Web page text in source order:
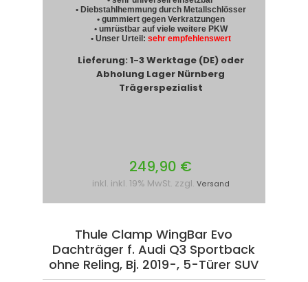
• Diebstahlhemmung durch Metallschlösser
• gummiert gegen Verkratzungen
• umrüstbar auf viele weitere PKW
• Unser Urteil: sehr empfehlenswert
Lieferung: 1-3 Werktage (DE) oder
Abholung Lager Nürnberg
Trägerspezialist
249,90 €
inkl. inkl. 19% MwSt. zzgl. Versand
Thule Clamp WingBar Evo
Dachträger f. Audi Q3 Sportback
ohne Reling, Bj. 2019-, 5-Türer SUV